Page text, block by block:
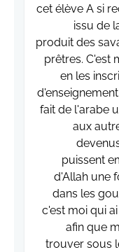
cet élève A si
issu de
produit des
prêtres. C'est
en les
fait de l'arabe
aux
puissent
d'Allah une
dans les
c'est moi qui
afin que
trouver sous